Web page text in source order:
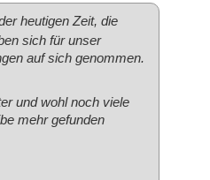
heutigen Zeit, die
sich für unser
auf sich genommen.
und wohl noch viele
mehr gefunden